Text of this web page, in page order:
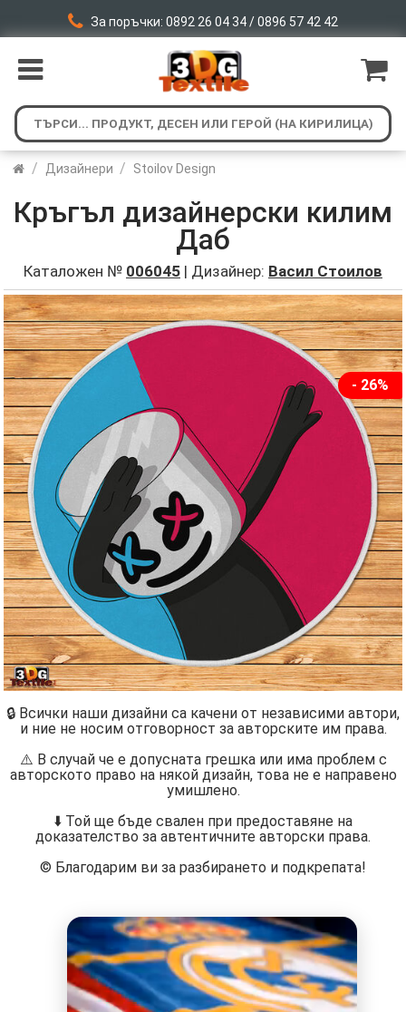
За поръчки: 0892 26 04 34 / 0896 57 42 42
/ Дизайнери / Stoilov Design
Кръгъл дизайнерски килим
Даб
Каталожен № 006045 | Дизайнер: Васил Стоилов
- 26%
🔒 Всички наши дизайни са качени от независими автори,
и ние не носим отговорност за авторските им права.
⚠️ В случай че е допусната грешка или има проблем с
авторското право на някой дизайн, това не е направено
умишлено.
⬇️ Той ще бъде свален при предоставяне на
доказателство за автентичните авторски права.
©️ Благодарим ви за разбирането и подкрепата!